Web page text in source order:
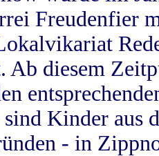
Freudenfier
Ab diesem
Kinder aus
- in